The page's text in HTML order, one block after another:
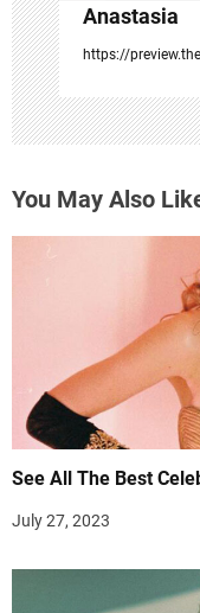
Anastasia
https://
You May Also
See All The Best
July 27, 2023